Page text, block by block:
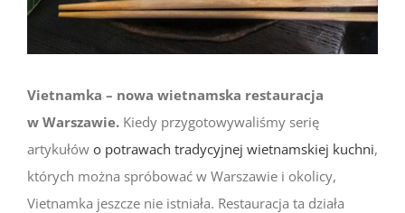
Vietnamka – nowa wietnamska restauracja
w Warszawie. Kiedy przygotowywaliśmy serię
artykułów o potrawach tradycyjnej wietnamskiej kuchni,
których można spróbować w Warszawie i okolicy,
Vietnamka jeszcze nie istniała. Restauracja ta działa